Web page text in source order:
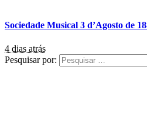
Sociedade Musical 3 d’Agosto de
4 dias atrás
Pesquisar por: